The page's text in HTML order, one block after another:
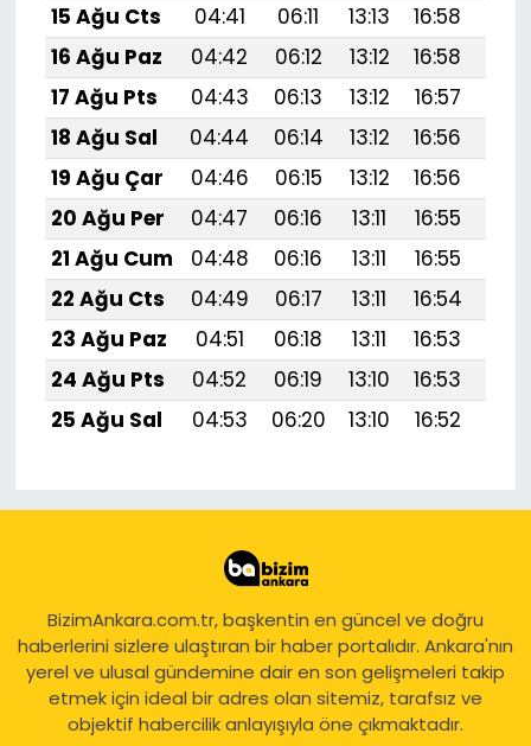
15 Ağu Cts
04:41 06:11 13:13 16:58
16 Ağu Paz
04:42 06:12 13:12 16:58
17 Ağu Pts
04:43 06:13 13:12 16:57
18 Ağu Sal
04:44 06:14 13:12 16:56
19 Ağu Çar
04:46 06:15 13:12 16:56
20 Ağu Per
04:47 06:16 13:11 16:55
21 Ağu Cum
04:48 06:16 13:11 16:55
22 Ağu Cts
04:49 06:17 13:11 16:54
23 Ağu Paz
04:51 06:18 13:11 16:53
24 Ağu Pts
04:52 06:19 13:10 16:53
25 Ağu Sal
04:53 06:20 13:10 16:52
BizimAnkara.com.tr, başkentin en güncel ve doğru
haberlerini sizlere ulaştıran bir haber portalıdır. Ankara'nın
yerel ve ulusal gündemine dair en son gelişmeleri takip
etmek için ideal bir adres olan sitemiz, tarafsız ve
objektif habercilik anlayışıyla öne çıkmaktadır.